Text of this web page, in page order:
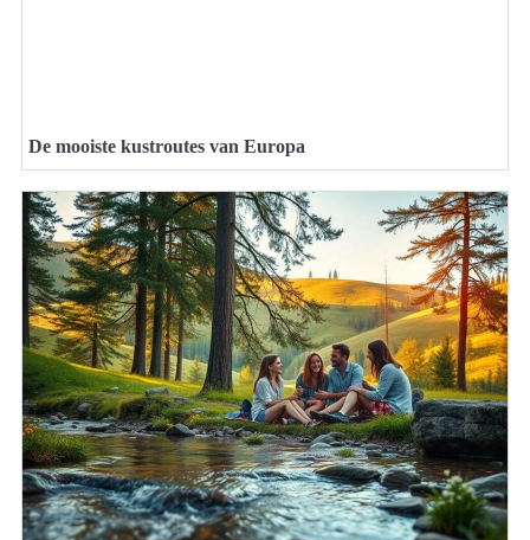
De mooiste kustroutes van Europa